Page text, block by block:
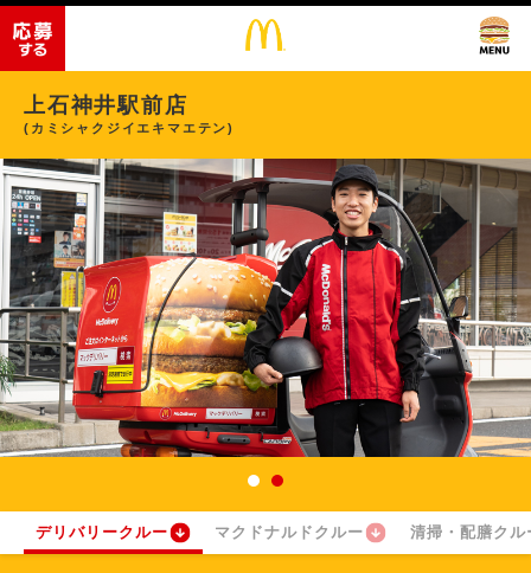
上石神井駅前店
(カミシャクジイエキマエテン)
デリバリークルー マクドナルドクルー 清掃・配膳クル